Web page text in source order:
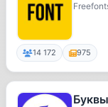
14 172 975